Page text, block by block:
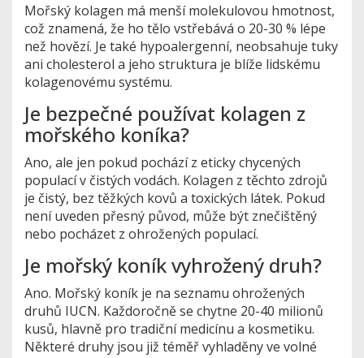
Mořský kolagen má menší molekulovou hmotnost,
což znamená, že ho tělo vstřebává o 20-30 % lépe
než hovězí. Je také hypoalergenní, neobsahuje tuky
ani cholesterol a jeho struktura je blíže lidskému
kolagenovému systému.
Je bezpečné používat kolagen z
mořského koníka?
Ano, ale jen pokud pochází z eticky chycených
populací v čistých vodách. Kolagen z těchto zdrojů
je čistý, bez těžkých kovů a toxických látek. Pokud
není uveden přesný původ, může být znečištěný
nebo pocházet z ohrožených populací.
Je mořský koník vyhrožený druh?
Ano. Mořský koník je na seznamu ohrožených
druhů IUCN. Každoročně se chytne 20-40 milionů
kusů, hlavně pro tradiční medicínu a kosmetiku.
Některé druhy jsou již téměř vyhladěny ve volné